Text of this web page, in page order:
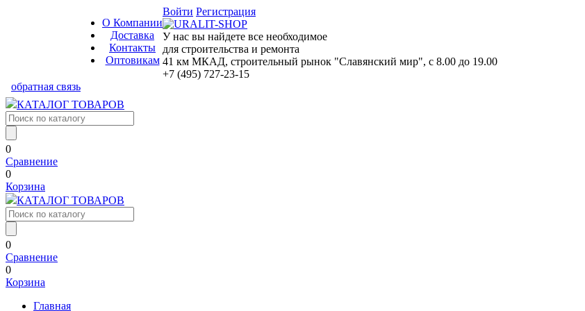
О Компании
Доставка
Контакты
Оптовикам
Войти Регистрация
У нас вы найдете все необходимое
для строительства и ремонта
41 км МКАД, строительный рынок "Славянский мир", с 8.00 до 19.00
+7 (495) 727-23-15
обратная связь
КАТАЛОГ ТОВАРОВ
0
Сравнение
0
Корзина
КАТАЛОГ ТОВАРОВ
0
Сравнение
0
Корзина
Главная